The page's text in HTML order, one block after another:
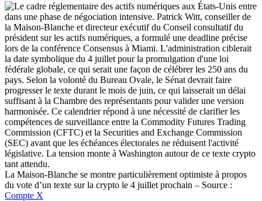
La Maison-Blanche se montre particulièrement optimiste à propos
du vote d’un texte sur la crypto le 4 juillet prochain – Source :
Compte X